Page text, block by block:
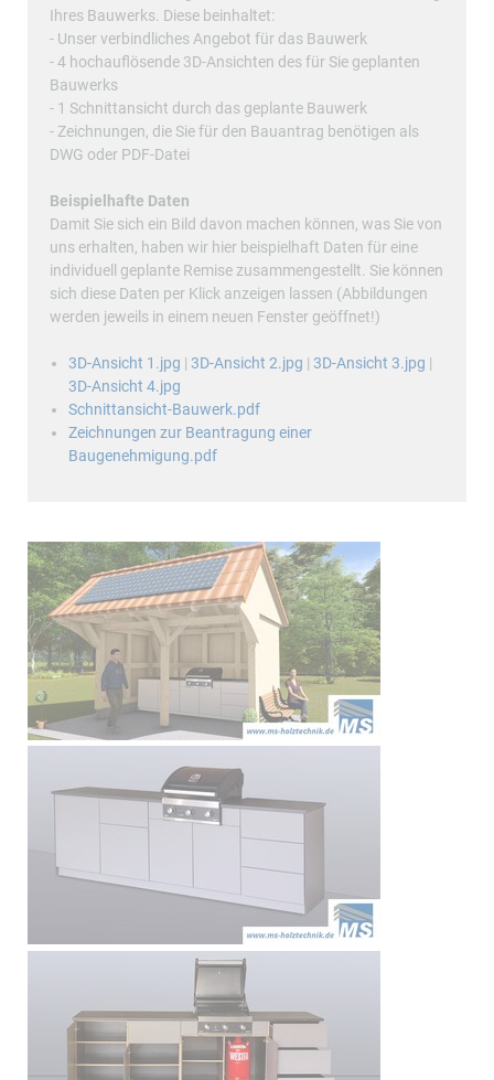
Ihres Bauwerks. Diese beinhaltet:
- Unser verbindliches Angebot für das Bauwerk
- 4 hochauflösende 3D-Ansichten des für Sie geplanten
Bauwerks
- 1 Schnittansicht durch das geplante Bauwerk
- Zeichnungen, die Sie für den Bauantrag benötigen als
DWG oder PDF-Datei
Beispielhafte Daten
Damit Sie sich ein Bild davon machen können, was Sie von
uns erhalten, haben wir hier beispielhaft Daten für eine
individuell geplante Remise zusammengestellt. Sie können
sich diese Daten per Klick anzeigen lassen (Abbildungen
werden jeweils in einem neuen Fenster geöffnet!)
3D-Ansicht 1.jpg |3D-Ansicht 2.jpg |3D-Ansicht 3.jpg |
3D-Ansicht 4.jpg
Schnittansicht-Bauwerk.pdf
Zeichnungen zur Beantragung einer
Baugenehmigung.pdf